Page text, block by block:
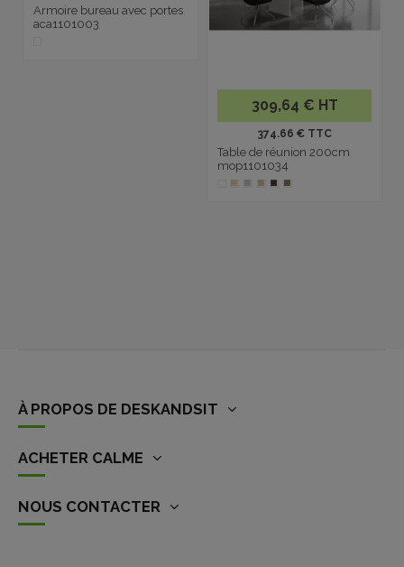
Armoire bureau avec portes
aca1101003
309,64 € HT
374.66 € TTC
Table de réunion 200cm
mop1101034
À PROPOS DE DESKANDSIT
ACHETER CALME
NOUS CONTACTER